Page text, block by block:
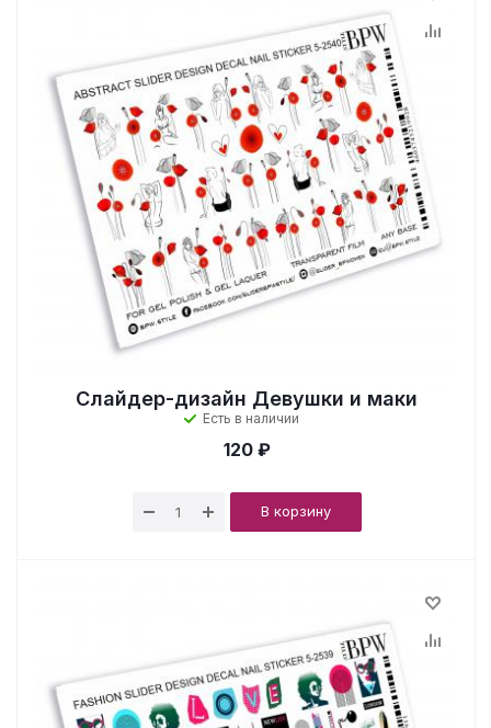
Слайдер-дизайн Девушки и маки
Есть в наличии
120 ₽
В корзину